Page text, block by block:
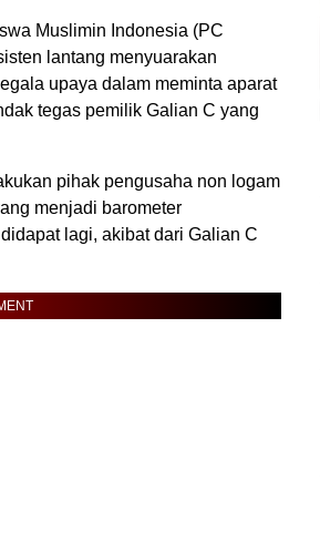
Muslimin Indonesia (PC
lantang menyuarakan
upaya dalam meminta aparat
tegas pemilik Galian C yang
pihak pengusaha non logam
menjadi barometer
lagi, akibat dari Galian C